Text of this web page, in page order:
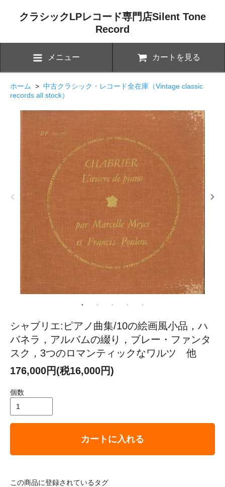
クラシックLPレコード専門店Silent Tone
Record
メニュー カートを見る
ホーム > 中古クラシック・レコード全在庫（Vintage classic
records all stock）
シャブリエ:ピアノ曲集/10の絵画風小品，ハ
バネラ，アルバムの綴り，ブレー・ファンタ
スク，3つのロマンティックなワルツ 他
176,000円(税16,000円)
個数
カートに入れる
この商品に登録されているタグ